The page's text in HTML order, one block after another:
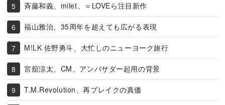
斉藤和義、milet、＝LOVEら注目新作
福山雅治、35周年を超えても広がる表現
M!LK 佐野勇斗、大忙しのニューヨーク旅行
宮舘涼太、CM、アンバサダー起用の背景
T.M.Revolution、再ブレイクの真価